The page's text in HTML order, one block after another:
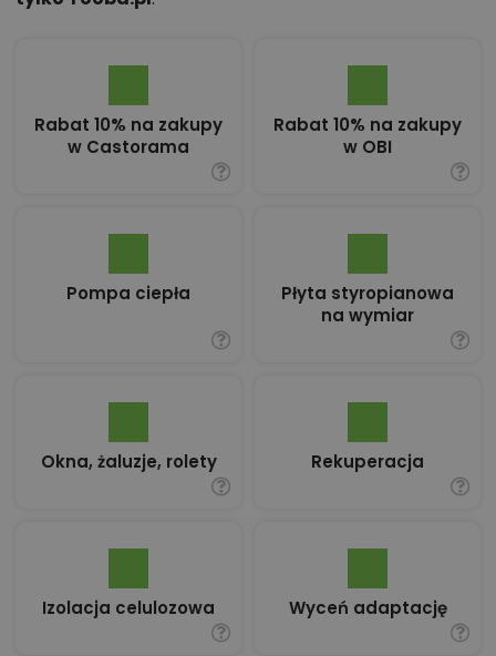
Rabat 10% na zakupy
w Castorama
Rabat 10% na zakupy
w OBI
Pompa ciepła
Płyta styropianowa
na wymiar
Okna, żaluzje, rolety Rekuperacja
Izolacja celulozowa Wyceń adaptację